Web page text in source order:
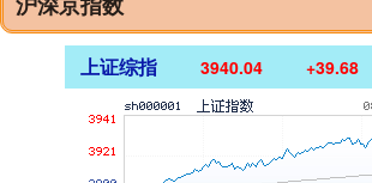
上证综指 3940.04 +39.68